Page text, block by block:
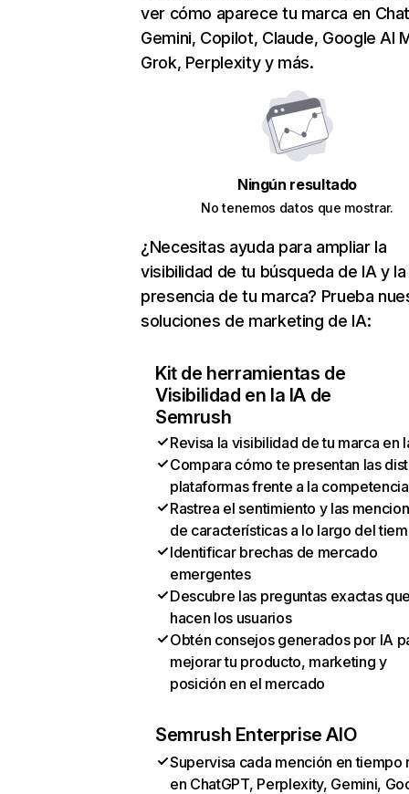
ver cómo aparece tu marca en
Gemini, Copilot, Claude, Google AI
Grok, Perplexity y más.
Ningún resultado
No tenemos datos que mostrar.
¿Necesitas ayuda para ampliar la
visibilidad de tu búsqueda de IA y la
presencia de tu marca? Prueba
soluciones de marketing de IA:
Kit de herramientas de
Visibilidad en la IA de
Semrush
Revisa la visibilidad de tu marca en
Compara cómo te presentan las
plataformas frente a la competencia
Rastrea el sentimiento y las
de características a lo largo del
Identificar brechas de mercado
emergentes
Descubre las preguntas exactas
hacen los usuarios
Obtén consejos generados por IA
mejorar tu producto, marketing y
posición en el mercado
Semrush Enterprise AIO
Supervisa cada mención en tiempo
en ChatGPT, Perplexity, Gemini,